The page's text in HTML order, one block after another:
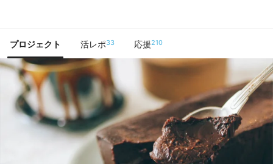
プロジェクト 活レポ33 応援210